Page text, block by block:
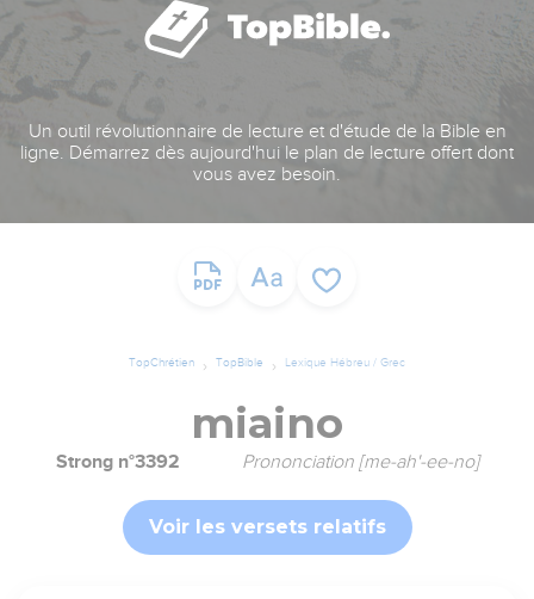
Un outil révolutionnaire de lecture et d'étude de la Bible en
ligne. Démarrez dès aujourd'hui le plan de lecture offert dont
vous avez besoin.
TopChrétien TopBible Lexique Hébreu / Grec
miaino
Strong n°3392 Prononciation [me-ah'-ee-no]
Voir les versets relatifs